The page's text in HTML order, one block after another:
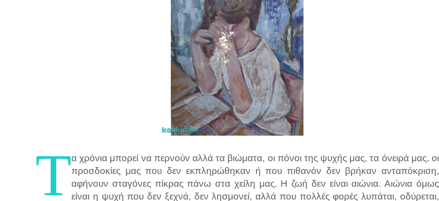
Τα χρόνια μπορεί να περνούν αλλά τα βιώματα, οι πόνοι της ψυχής μας, τα όνειρά μας, οι
προσδοκίες μας που δεν εκπληρώθηκαν ή που πιθανόν δεν βρήκαν ανταπόκριση,
αφήνουν σταγόνες πίκρας πάνω στα χείλη μας. Η ζωή δεν είναι αιώνια. Αιώνια όμως
είναι η ψυχή που δεν ξεχνά, δεν λησμονεί, αλλά που πολλές φορές λυπάται, οδύρεται,